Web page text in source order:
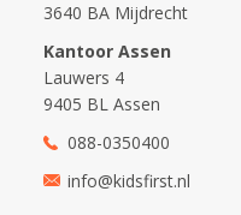
3640 BA Mijdrecht
Kantoor Assen
Lauwers 4
9405 BL Assen
088-0350400
info@kidsfirst.nl